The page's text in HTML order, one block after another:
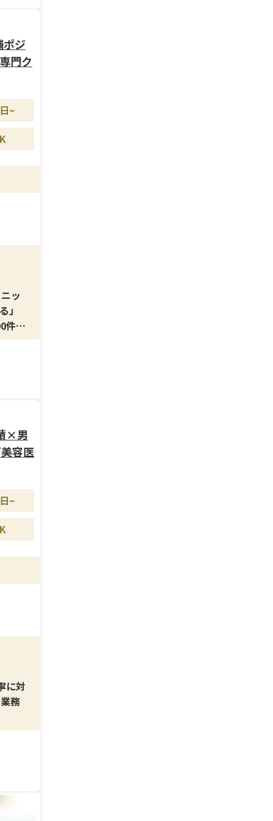
、
、
割
タ
に
や
ポジ
門ク
~
ッ
」
件以
を
ェ
実
場
も
用
導
ベー
ど
×男
容医
~
に対
務
亀